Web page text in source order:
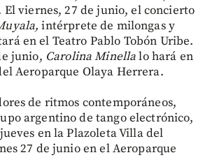
El viernes, 27 de junio, el concierto
intérprete de milongas y
en el Teatro Pablo Tobón Uribe.
junio, Carolina Minellalo hará en
Aeroparque Olaya Herrera.
de ritmos contemporáneos,
argentino de tango electrónico,
en la Plazoleta Villa del
27 de junio en el Aeroparque